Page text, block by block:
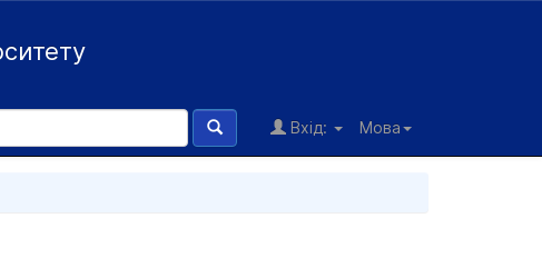
Мова
Вхід: